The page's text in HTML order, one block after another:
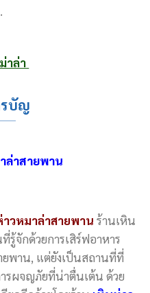
าล่า
บัญ
ล่าสายพาน
าวหมาล่าสายพาน ร้านเหิน
รู้จักด้วยการเสิร์ฟอาหาร
พาน, แต่ยังเป็นสถานที่ที่
รผจญภัยที่น่าตื่นเต้น ด้วย